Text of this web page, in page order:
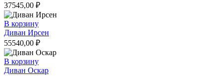
37545,00 ₽
В корзину
Диван Ирсен
55540,00 ₽
В корзину
Диван Оскар